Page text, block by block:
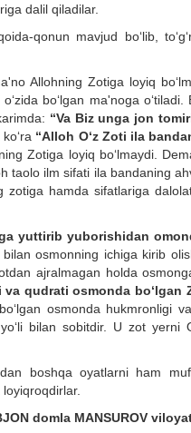
dalil qiladilar.
qonun mavjud bo‘lib,
Allohning Zotiga loyiq
bo‘lgan ma'noga
“Va Biz unga jon
“Alloh O‘z Zoti ila
Zotiga loyiq bo‘lmaydi.
taolo ilm sifati ila bandaning
zotiga hamda sifatlariga
yuttirib yuborishidan
osmonning ichiga kirib
ajralmagan holda
va qudrati osmonda bo‘lgan
osmonda hukmronligi
bilan sobitdir. U zot yerni
boshqa oyatlarni ham
domla MANSUROV